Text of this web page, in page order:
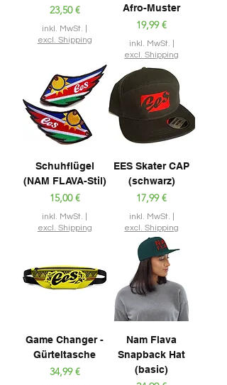
Preis
23,50 €
inkl. MwSt.
excl. Shipping
Afro-Muster
Preis
19,99 €
inkl. MwSt.
excl. Shipping
Schuhflügel
(NAM FLAVA-Stil)
Preis
15,00 €
inkl. MwSt.
excl. Shipping
EES Skater CAP
(schwarz)
Preis
17,99 €
inkl. MwSt.
excl. Shipping
Game Changer -
Gürteltasche
Preis
34,99 €
Nam Flava
Snapback Hat
(basic)